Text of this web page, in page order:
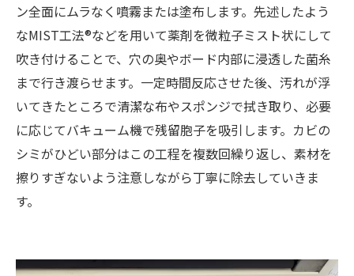
ン全面にムラなく噴霧または塗布します。先述したよう
なMIST工法®などを用いて薬剤を微粒子ミスト状にして
吹き付けることで、穴の奥やボード内部に浸透した菌糸
まで行き渡らせます。一定時間反応させた後、汚れが浮
いてきたところで清潔な布やスポンジで拭き取り、必要
に応じてバキューム機で残留胞子を吸引します。カビの
シミがひどい部分はこの工程を複数回繰り返し、素材を
擦りすぎないよう注意しながら丁寧に除去していきま
す。